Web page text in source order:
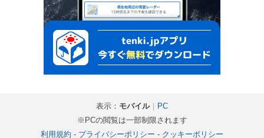
表示： モバイル｜ PC
※PCの閲覧は一部制限されます
利用規約 - プライバシーポリシー - クッキーポリシー